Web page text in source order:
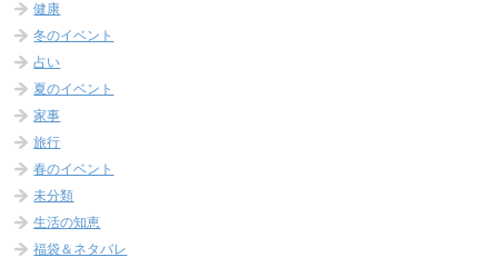
健康
冬のイベント
占い
夏のイベント
家事
旅行
春のイベント
未分類
生活の知恵
福袋＆ネタバレ